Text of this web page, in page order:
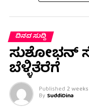
ದಿನದ ಸುದ್ದಿ
ಸುಶೋಭನ್
ಬೆಳ್ಳಿತೆರೆಗೆ
Published 2
By SuddiDina